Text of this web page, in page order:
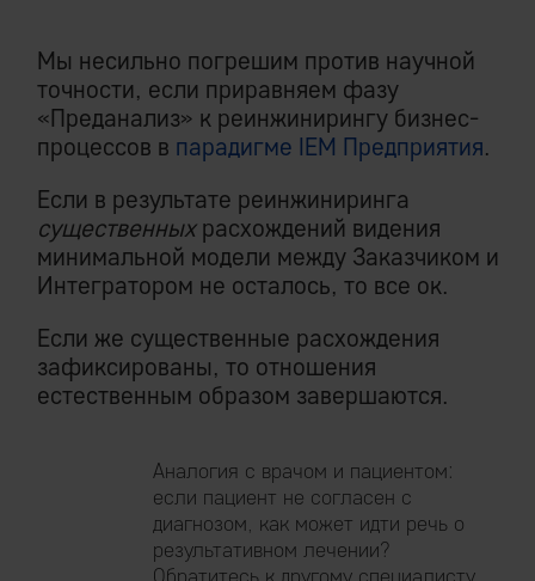
Мы несильно погрешим против научной
точности, если приравняем фазу
«Преданализ» к реинжинирингу бизнес-
процессов в парадигме IEM Предприятия.
Если в результате реинжиниринга
существенных расхождений видения
минимальной модели между Заказчиком и
Интегратором не осталось, то все ок.
Если же существенные расхождения
зафиксированы, то отношения
естественным образом завершаются.
Аналогия с врачом и пациентом:
если пациент не согласен с
диагнозом, как может идти речь о
результативном лечении?
Обратитесь к другому специалисту.